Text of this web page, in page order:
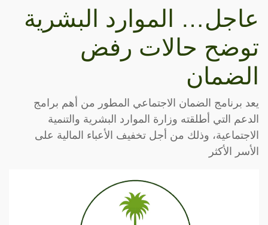
عاجل… الموارد البشرية
توضح حالات رفض
الضمان
يعد برنامج الضمان الاجتماعي المطور من أهم برامج
الدعم التي أطلقته وزارة الموارد البشرية والتنمية
الاجتماعية، وذلك من أجل تخفيف الأعباء المالية على
الأسر الأكثر